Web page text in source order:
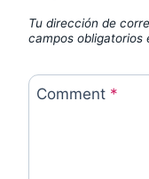
Tu dirección de
campos obligatorios
Comment *